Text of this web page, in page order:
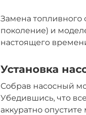
Замена топливного
поколение) и
настоящего
Установка
Собрав насосный
Убедившись, что
аккуратно